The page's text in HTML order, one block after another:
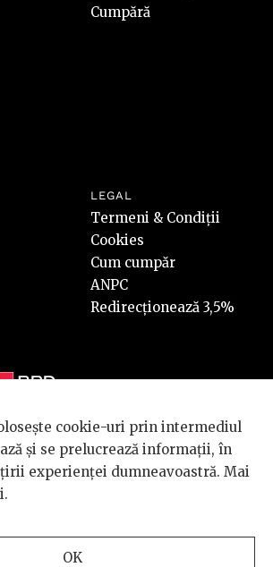
Cumpără
LEGAL
Termeni & Condiții
Cookies
Cum cumpăr
ANPC
Redirecționează 3,5%
Générale, toate drepturile rezervate.
sustinut de
BRD GROUPE SOCIÉTÉ
cookie-uri prin intermediul
și se prelucrează informații, în
experienței dumneavoastră. Mai
.
OK